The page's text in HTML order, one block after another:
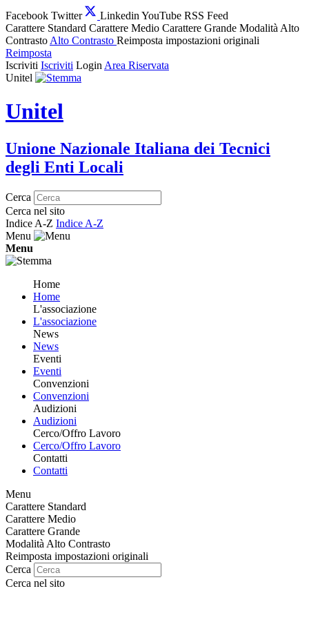
Facebook Twitter Linkedin YouTube RSS Feed
Carattere Standard Carattere Medio Carattere Grande Modalità Alto
Contrasto Alto Contrasto Reimposta impostazioni originali
Reimposta
Iscriviti Iscriviti Login Area Riservata
Unitel
Unitel
Unione Nazionale Italiana dei Tecnici
degli Enti Locali
Cerca
Cerca nel sito
Indice A-Z Indice A-Z
Menu
Menu
Home
Home
L'associazione
L'associazione
News
News
Eventi
Eventi
Convenzioni
Convenzioni
Audizioni
Audizioni
Cerco/Offro Lavoro
Cerco/Offro Lavoro
Contatti
Contatti
Menu
Carattere Standard
Carattere Medio
Carattere Grande
Modalità Alto Contrasto
Reimposta impostazioni originali
Cerca
Cerca nel sito